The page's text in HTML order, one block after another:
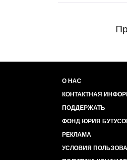
О НАС
КОНТАКТНАЯ
ПОДДЕРЖАТЬ
ФОНД ЮРИЯ
РЕКЛАМА
УСЛОВИЯ